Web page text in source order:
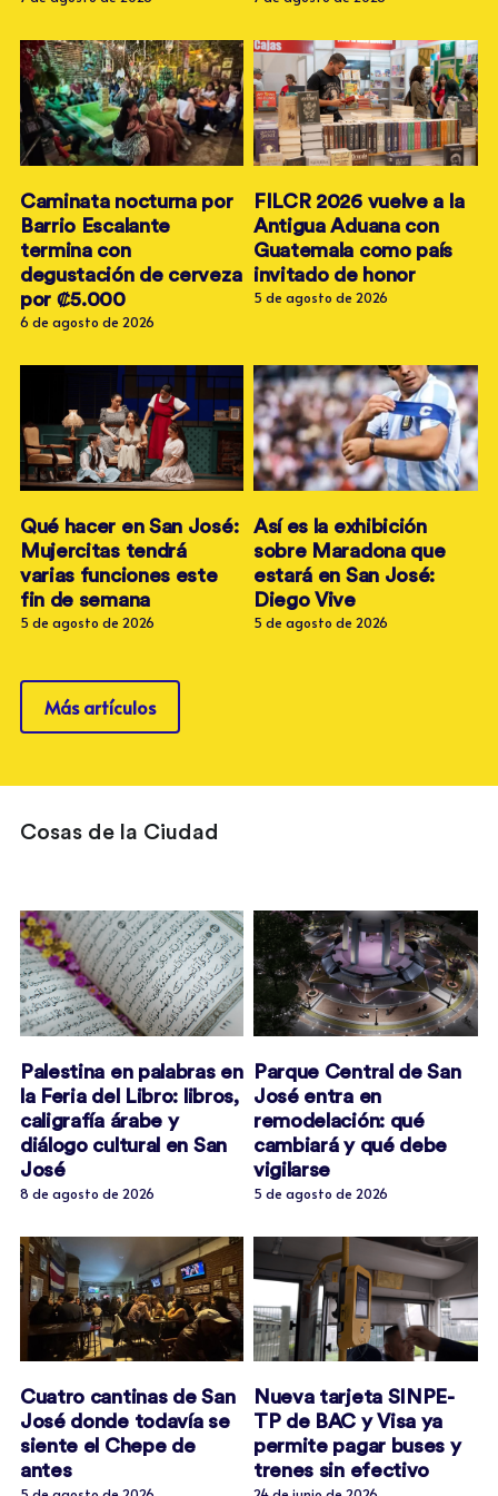
Newsletter
Caminata nocturna por
Barrio Escalante
termina con
degustación de cerveza
por ₡5.000
6 de agosto de 2026
FILCR 2026 vuelve a la
Antigua Aduana con
Guatemala como país
invitado de honor
5 de agosto de 2026
Qué hacer en San José:
Mujercitas tendrá
varias funciones este
fin de semana
5 de agosto de 2026
Así es la exhibición
sobre Maradona que
estará en San José:
Diego Vive
5 de agosto de 2026
Más artículos
Cosas de la Ciudad
Palestina en palabras en
la Feria del Libro: libros,
caligrafía árabe y
diálogo cultural en San
José
8 de agosto de 2026
Parque Central de San
José entra en
remodelación: qué
cambiará y qué debe
vigilarse
5 de agosto de 2026
Cuatro cantinas de San
José donde todavía se
siente el Chepe de
antes
Nueva tarjeta SINPE-
TP de BAC y Visa ya
permite pagar buses y
trenes sin efectivo